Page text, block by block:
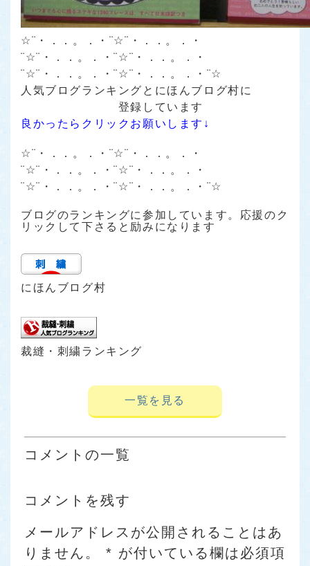
☆¨・．．。．・¨☆¨・．．。．・
¨☆¨・．．。．・¨☆¨・．．。．・
¨☆¨・．．。．・¨☆¨・．．。．・¨☆
人気ブログランキング と にほんブログ村に
登録しています
良かったらクリックお願いします↓
☆¨・．．。．・¨☆¨・．．。．・
¨☆¨・．．。．・¨☆¨・．．。．・
¨☆¨・．．。．・¨☆¨・．．。．・¨☆
ブログのランキングに参加しています。応援のク
リックして下さると励みになります
にほんブログ村
裁縫・刺繍ランキング
一覧を見る
コメントの一覧
コメントを残す
メールアドレスが公開されることはあ
りません。
* が付いている欄は必須項